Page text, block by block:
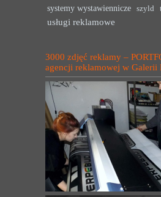
systemy wystawiennicze szyld
usługi reklamowe
3000 zdjęć reklamy –
agencji reklamowej w Galerii